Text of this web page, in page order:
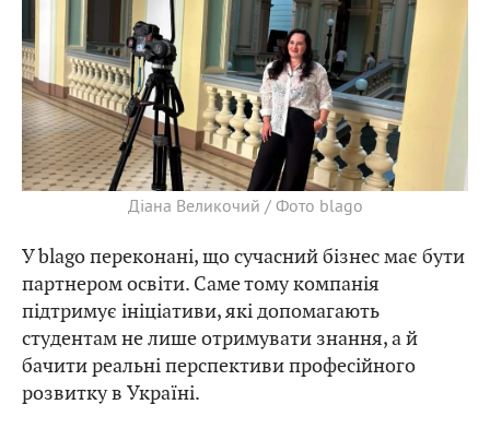
Діана Великочий / Фото blago
У blago переконані, що сучасний бізнес має бути
партнером освіти. Саме тому компанія
підтримує ініціативи, які допомагають
студентам не лише отримувати знання, а й
бачити реальні перспективи професійного
розвитку в Україні.